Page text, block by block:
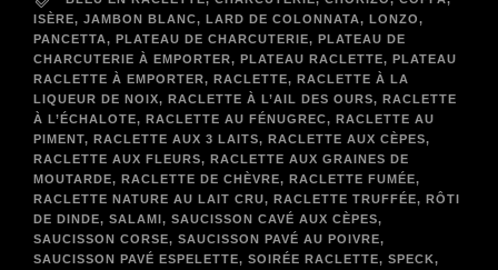
ISÈRE, JAMBON BLANC, LARD DE COLONNATA, LONZO,
PANCETTA, PLATEAU DE CHARCUTERIE, PLATEAU DE
CHARCUTERIE À EMPORTER, PLATEAU RACLETTE, PLATEAU
RACLETTE À EMPORTER, RACLETTE, RACLETTE À LA
LIQUEUR DE NOIX, RACLETTE À L’AIL DES OURS, RACLETTE
À L’ÉCHALOTE, RACLETTE AU FÉNUGREC, RACLETTE AU
PIMENT, RACLETTE AUX 3 LAITS, RACLETTE AUX CÈPES,
RACLETTE AUX FLEURS, RACLETTE AUX GRAINES DE
MOUTARDE, RACLETTE DE CHÈVRE, RACLETTE FUMÉE,
RACLETTE NATURE AU LAIT CRU, RACLETTE TRUFFÉE, RÔTI
DE DINDE, SALAMI, SAUCISSON CAVÉ AUX CÈPES,
SAUCISSON CORSE, SAUCISSON PAVÉ AU POIVRE,
SAUCISSON PAVÉ ESPELETTE, SOIRÉE RACLETTE, SPECK,